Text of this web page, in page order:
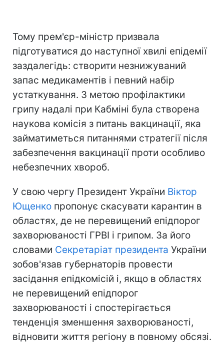
Тому прем'єр-міністр призвала
підготуватися до наступної хвилі епідемії
заздалегідь: створити незнижуваний
запас медикаментів і певний набір
устаткування. З метою профілактики
грипу надалі при Кабміні була створена
наукова комісія з питань вакцинації, яка
займатиметься питаннями стратегії після
забезпечення вакцинації проти особливо
небезпечних хвороб.
У свою чергу Президент України Віктор
Ющенко пропонує скасувати карантин в
областях, де не перевищений епідпорог
захворюваності ГРВІ і грипом. За його
словами Секретаріат президента України
зобов'язав губернаторів провести
засідання епідкомісій і, якщо в областях
не перевищений епідпорог
захворюваності і спостерігається
тенденція зменшення захворюваності,
відновити життя регіону в повному обсязі.